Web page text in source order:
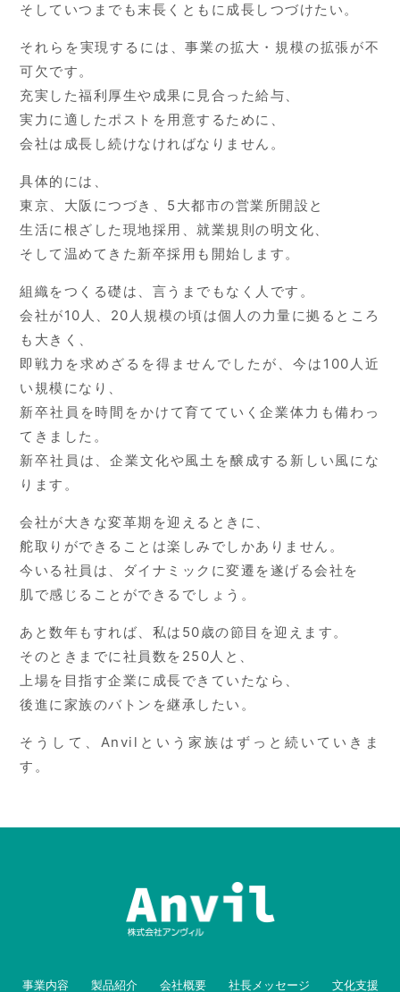
そしていつまでも末長くともに成長しつづけたい。
それらを実現するには、事業の拡大・規模の拡張が不
可欠です。
充実した福利厚生や成果に見合った給与、
実力に適したポストを用意するために、
会社は成長し続けなければなりません。
具体的には、
東京、大阪につづき、5大都市の営業所開設と
生活に根ざした現地採用、就業規則の明文化、
そして温めてきた新卒採用も開始します。
組織をつくる礎は、言うまでもなく人です。
会社が10人、20人規模の頃は個人の力量に拠るところ
も大きく、
即戦力を求めざるを得ませんでしたが、今は100人近
い規模になり、
新卒社員を時間をかけて育てていく企業体力も備わっ
てきました。
新卒社員は、企業文化や風土を醸成する新しい風にな
ります。
会社が大きな変革期を迎えるときに、
舵取りができることは楽しみでしかありません。
今いる社員は、ダイナミックに変遷を遂げる会社を
肌で感じることができるでしょう。
あと数年もすれば、私は50歳の節目を迎えます。
そのときまでに社員数を250人と、
上場を目指す企業に成長できていたなら、
後進に家族のバトンを継承したい。
そうして、Anvilという家族はずっと続いていきま
す。
事業内容 製品紹介 会社概要 社長メッセージ 文化支援